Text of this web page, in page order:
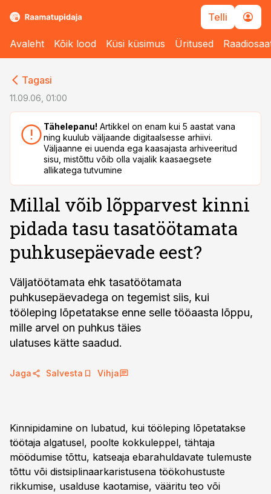
Telli
Avaleht Kõik lood Küsi küsimus Üritused
Tagasi
11.09.06, 01:00
Tähelepanu! Artikkel on enam kui 5 aastat vana
ning kuulub väljaande digitaalsesse arhiivi.
Väljaanne ei uuenda ega kaasajasta arhiveeritud
sisu, mistõttu võib olla vajalik kaasaegsete
allikatega tutvumine
Millal võib lõpparvest kinni
pidada tasu tasatöötamata
puhkusepäevade eest?
Väljatöötamata ehk tasatöötamata
puhkusepäevadega on tegemist siis, kui
tööleping lõpetatakse enne selle tööaasta lõppu,
mille arvel on puhkus täies
ulatuses kätte saadud.
Jaga Salvesta Vihja
Kinnipidamine on lubatud, kui tööleping lõpetatakse
töötaja algatusel, poolte kokkuleppel, tähtaja
möödumise tõttu, katseaja ebarahuldavate tulemuste
tõttu või distsiplinaarkaristusena töökohustuste
rikkumise, usalduse kaotamise, vääritu teo või